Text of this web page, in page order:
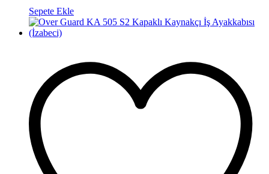
Sepete Ekle